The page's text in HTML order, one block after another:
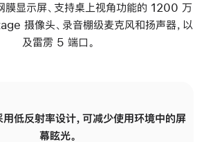
显示屏、支持桌上视角功能的 1200 万
摄像头、录音棚级麦克风和扬声器，以
及雷雳 5 端口。
低反射率设计，可减少使用环境中的屏
幕眩光。